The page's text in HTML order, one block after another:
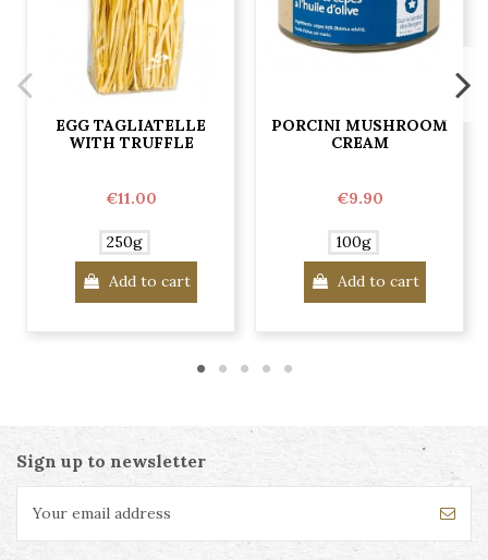
EGG TAGLIATELLE
WITH TRUFFLE
€11.00
250g
Add to cart
PORCINI MUSHROOM
CREAM
€9.90
100g
Add to cart
Sign up to newsletter